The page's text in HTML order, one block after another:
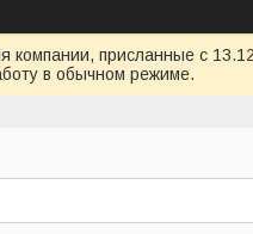
присланные с
в обычном режиме.